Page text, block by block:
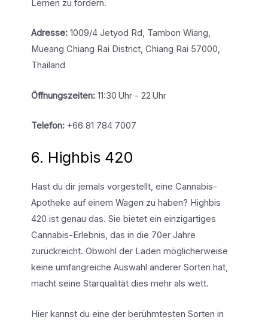
Lernen zu fördern.
Adresse:1009/4 Jetyod Rd, Tambon Wiang,
Mueang Chiang Rai District, Chiang Rai 57000,
Thailand
Öffnungszeiten:11:30 Uhr - 22 Uhr
Telefon:+66 81 784 7007
6. Highbis 420
Hast du dir jemals vorgestellt, eine Cannabis-
Apotheke auf einem Wagen zu haben? Highbis
420 ist genau das. Sie bietet ein einzigartiges
Cannabis-Erlebnis, das in die 70er Jahre
zurückreicht. Obwohl der Laden möglicherweise
keine umfangreiche Auswahl anderer Sorten hat,
macht seine Starqualität dies mehr als wett.
Hier kannst du eine der berühmtesten Sorten in